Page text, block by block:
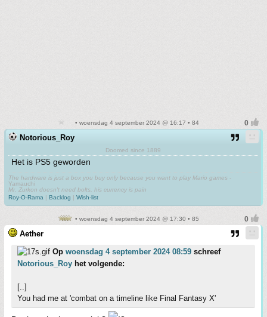
• woensdag 4 september 2024 @ 16:17 • 84
Notorious_Roy
Doomed since 1889
Het is PS5 geworden
The hardware is just a box you buy only because you want to play Mario games -
Yamauchi
Mr. Zurkon doesn't need bolts, his currency is pain
Roy-O-Rama | Backlog | Wish-list
• woensdag 4 september 2024 @ 17:30 • 85
Aether
Op woensdag 4 september 2024 08:59 schreef
Notorious_Roy het volgende:
[..]
You had me at 'combat on a timeline like Final Fantasy X'